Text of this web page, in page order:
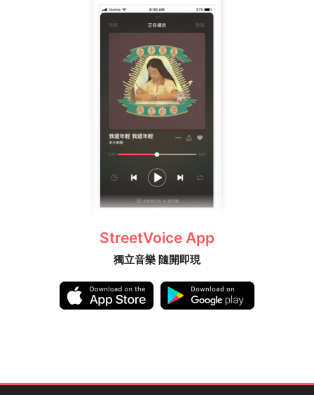
StreetVoice App
獨立音樂 隨開即現